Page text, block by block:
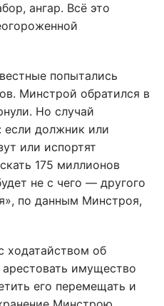
ангар. Всё это
попытались
Минстрой обратился в
Но случай
если должник или
или испортят
175 миллионов
не с чего — другого
по данным Минстроя,
ходатайством об
имущество
его перемещать и